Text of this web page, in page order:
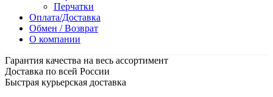
Перчатки
Оплата/Доставка
Обмен / Возврат
О компании
Гарантия качества на весь ассортимент
Доставка по всей России
Быстрая курьерская доставка